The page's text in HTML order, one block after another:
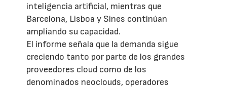
inteligencia artificial, mientras que
Barcelona, Lisboa y Sines continúan
ampliando su capacidad.
El informe señala que la demanda sigue
creciendo tanto por parte de los grandes
proveedores cloud como de los
denominados neoclouds, operadores